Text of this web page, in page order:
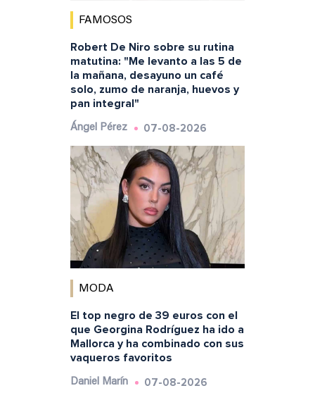
FAMOSOS
Robert De Niro sobre su rutina
matutina: "Me levanto a las 5 de
la mañana, desayuno un café
solo, zumo de naranja, huevos y
pan integral"
Ángel Pérez 07-08-2026
MODA
El top negro de 39 euros con el
que Georgina Rodríguez ha ido a
Mallorca y ha combinado con sus
vaqueros favoritos
Daniel Marín 07-08-2026